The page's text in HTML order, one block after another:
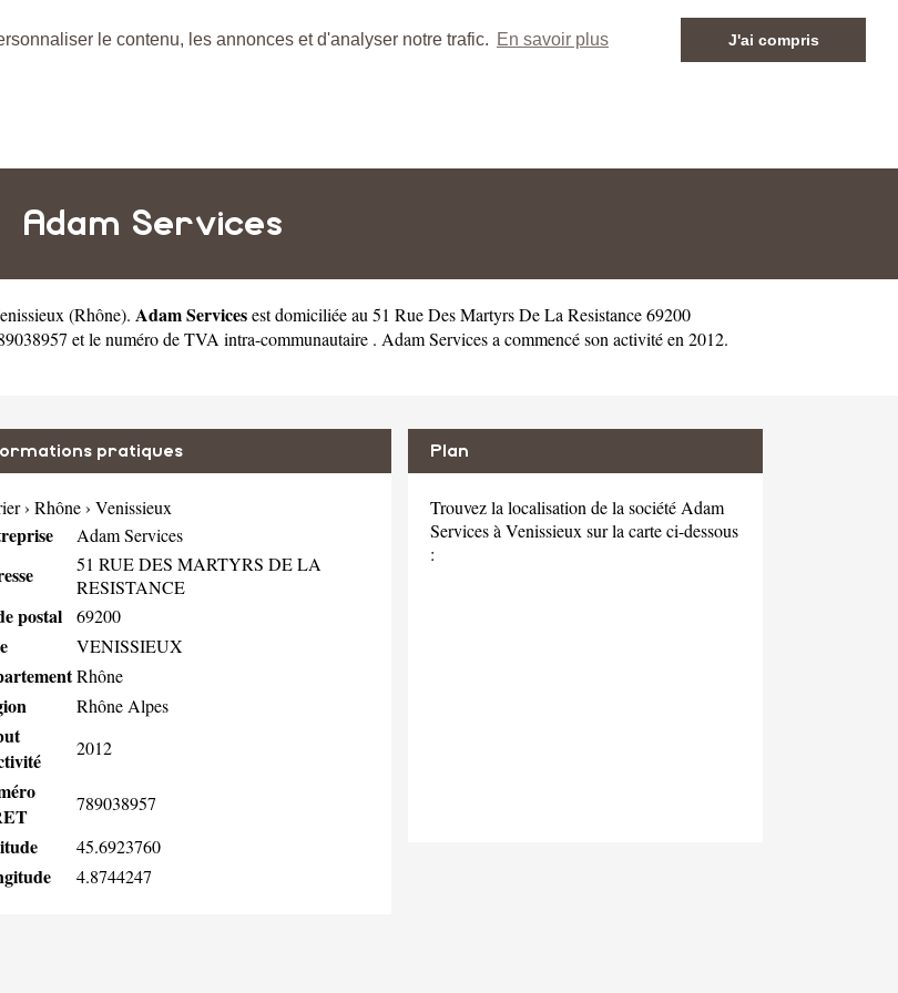
le contenu, les annonces et d'analyser notre trafic. En savoir plus J'ai compris
Adam Services
(Rhône). Adam Servicesest domiciliée au 51 Rue Des Martyrs De La Resistance 69200
et le numéro de TVA intra-communautaire . Adam Services a commencé son activité en 2012.
pratiques
› Rhône› Venissieux
Adam Services
51 RUE DES MARTYRS DE LA
RESISTANCE
postal 69200
VENISSIEUX
Rhône
Rhône Alpes
2012
789038957
45.6923760
4.8744247
Plan
Trouvez la localisation de la société Adam
Services à Venissieux sur la carte ci-dessous
: